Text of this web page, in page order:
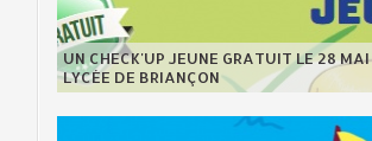
UN CHECK'UP JEUNE GRATUIT LE 28
LYCÉE DE BRIANÇON